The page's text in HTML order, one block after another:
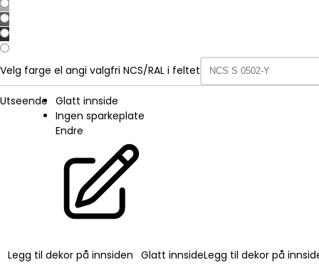
Velg farge el angi valgfri NCS/RAL i feltet
Utseende
Glatt innside
Ingen sparkeplate
Endre
Legg til dekor på innsiden Glatt innsideLegg til dekor på